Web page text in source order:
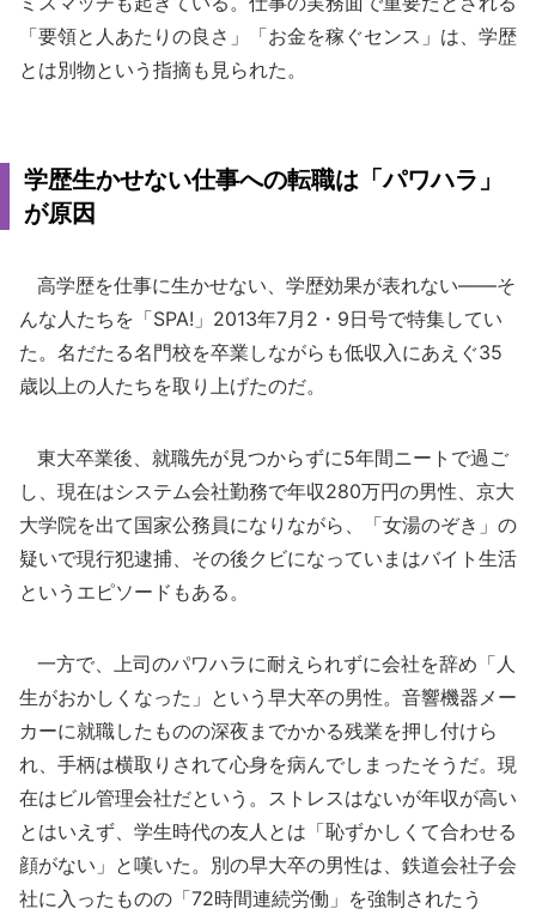
「要領と人あたりの良さ」「お金を稼ぐセンス」は、学歴
とは別物という指摘も見られた。
学歴生かせない仕事への転職は「パワハラ」
が原因
高学歴を仕事に生かせない、学歴効果が表れない――そ
んな人たちを「SPA!」2013年7月2・9日号で特集してい
た。名だたる名門校を卒業しながらも低収入にあえぐ35
歳以上の人たちを取り上げたのだ。
東大卒業後、就職先が見つからずに5年間ニートで過ご
し、現在はシステム会社勤務で年収280万円の男性、京大
大学院を出て国家公務員になりながら、「女湯のぞき」の
疑いで現行犯逮捕、その後クビになっていまはバイト生活
というエピソードもある。
一方で、上司のパワハラに耐えられずに会社を辞め「人
生がおかしくなった」という早大卒の男性。音響機器メー
カーに就職したものの深夜までかかる残業を押し付けら
れ、手柄は横取りされて心身を病んでしまったそうだ。現
在はビル管理会社だという。ストレスはないが年収が高い
とはいえず、学生時代の友人とは「恥ずかしくて合わせる
顔がない」と嘆いた。別の早大卒の男性は、鉄道会社子会
社に入ったものの「72時間連続労働」を強制されたう